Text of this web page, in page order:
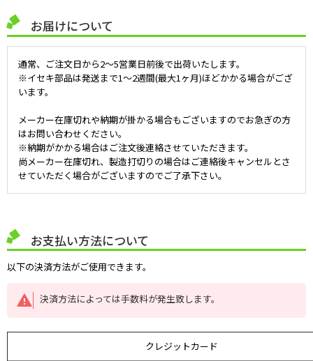
お届けについて
通常、ご注文日から2～5営業日前後で出荷いたします。
※イセキ部品は発送まで1～2週間(最大1ヶ月)ほどかかる場合がござ
います。
メーカー在庫切れや納期が掛かる場合もございますのでお急ぎの方
はお問い合わせください。
※納期がかかる場合はご注文後連絡させていただきます。
尚メーカー在庫切れ、製造打切りの場合はご連絡後キャンセルとさ
せていただく場合がございますのでご了承下さい。
お支払い方法について
以下の決済方法がご使用できます。
決済方法によっては手数料が発生致します。
クレジットカード